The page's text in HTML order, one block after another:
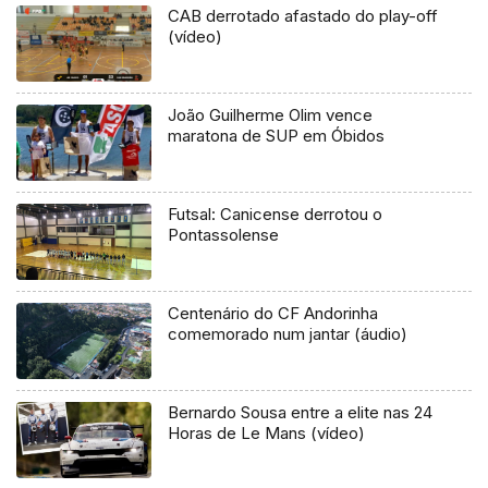
CAB derrotado afastado do play-off
(vídeo)
João Guilherme Olim vence
maratona de SUP em Óbidos
Futsal: Canicense derrotou o
Pontassolense
Centenário do CF Andorinha
comemorado num jantar (áudio)
Bernardo Sousa entre a elite nas 24
Horas de Le Mans (vídeo)